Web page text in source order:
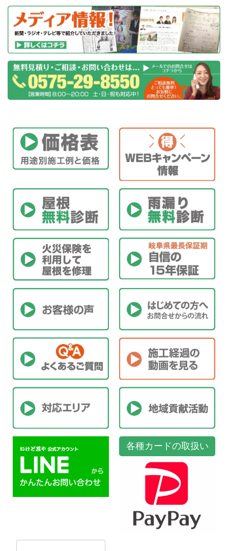
各種カードの取扱い